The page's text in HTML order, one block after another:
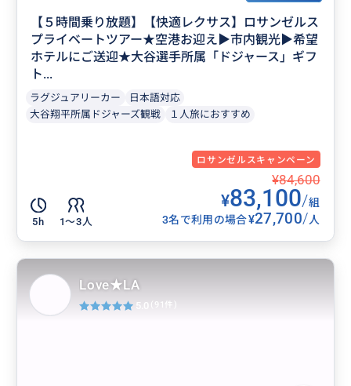
【５時間乗り放題】【快適レクサス】ロサンゼルス
プライベートツアー★空港お迎え▶︎市内観光▶︎希望
ホテルにご送迎★大谷選手所属「ドジャース」ギフ
ト...
ラグジュアリーカー
日本語対応
大谷翔平所属ドジャーズ観戦
１人旅におすすめ
ロサンゼルスキャンペーン
5h 1〜3人
¥84,600
¥83,100/組
3名で利用の場合¥27,700/人
Love★LA
5.0 (91件)